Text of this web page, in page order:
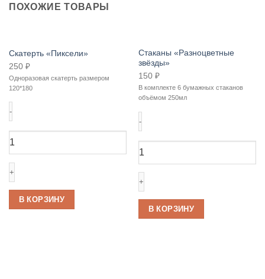
ПОХОЖИЕ ТОВАРЫ
Скатерть «Пиксели»
250 ₽
Одноразовая скатерть размером
120*180
товара
В КОРЗИНУ
Стаканы «Разноцветные
звёзды»
150 ₽
В комплекте 6 бумажных стаканов
объёмом 250мл
товара
Стаканы
звёзды»
В КОРЗИНУ